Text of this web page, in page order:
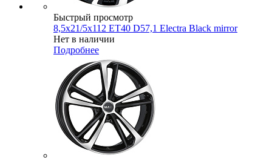
Быстрый просмотр
8,5x21/5x112 ET40 D57,1 Electra Black mirror
Нет в наличии
Подробнее